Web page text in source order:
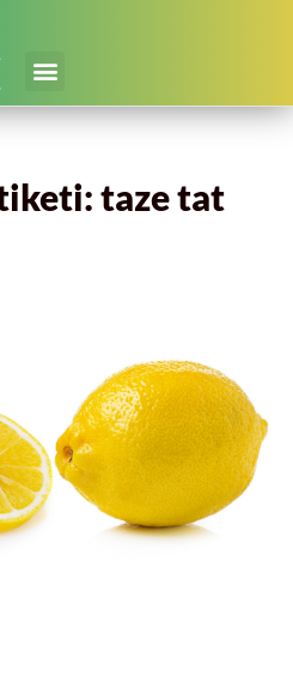
taze tat